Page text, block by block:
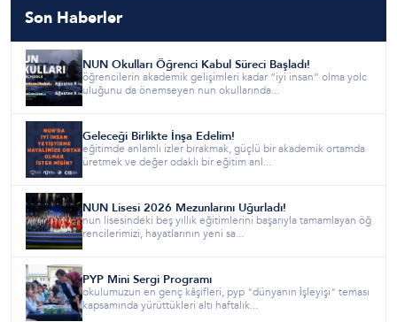
Son Haberler
NUN Okulları Öğrenci Kabul Süreci Başladı!
öğrencilerin akademik gelişimleri kadar “iyi insan” olma yolc
uluğunu da önemseyen nun okullarında...
Geleceği Birlikte İnşa Edelim!
eğitimde anlamlı izler bırakmak, güçlü bir akademik ortamda
üretmek ve değer odaklı bir eğitim anl...
NUN Lisesi 2026 Mezunlarını Uğurladı!
nun lisesindeki beş yıllık eğitimlerini başarıyla tamamlayan öğ
rencilerimizi, hayatlarının yeni sa...
PYP Mini Sergi Programı
okulumuzun en genç kâşifleri, pyp "dünyanın i̇şleyişi" teması
kapsamında yürüttükleri altı haftalık...